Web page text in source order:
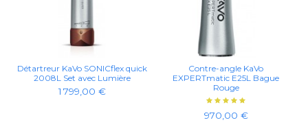
Détartreur KaVo SONICflex quick
2008L Set avec Lumière
1 799,00 €
Contre-angle KaVo
EXPERTmatic E25L Bague
Rouge
970,00 €